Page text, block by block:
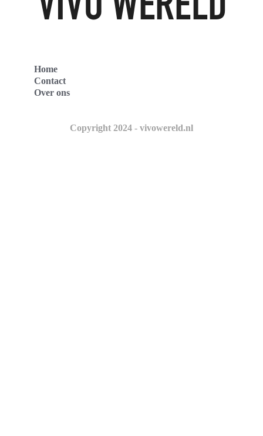
Home
Contact
Over ons
Copyright 2024 - vivowereld.nl